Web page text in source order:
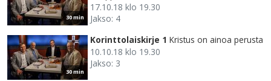
30 min
17.10.18 klo 19.30
Jakso: 4
30 min
Korinttolaiskirje 1 Kristus on ainoa perusta
10.10.18 klo 19.30
Jakso: 3